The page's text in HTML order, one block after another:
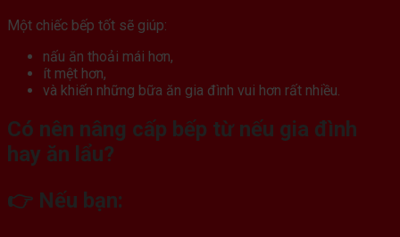
Một chiếc bếp tốt sẽ giúp:
nấu ăn thoải mái hơn,
ít mệt hơn,
và khiến những bữa ăn gia đình vui hơn rất nhiều.
Có nên nâng cấp bếp từ nếu gia đình
hay ăn lẩu?
👉 Nếu bạn: